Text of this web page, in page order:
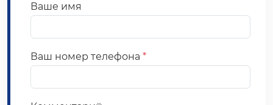
Ваше имя
Ваш номер телефона *